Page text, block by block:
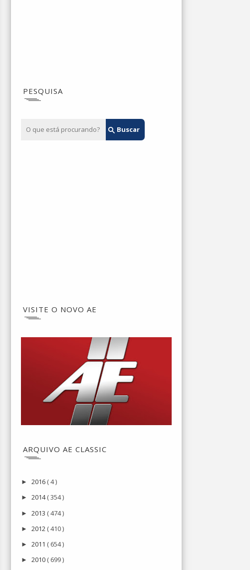
PESQUISA
VISITE O NOVO AE
ARQUIVO AE CLASSIC
► 2016 ( 4 )
► 2014( 354 )
► 2013 ( 474 )
► 2012 ( 410 )
► 2011 ( 654 )
► 2010 ( 699 )